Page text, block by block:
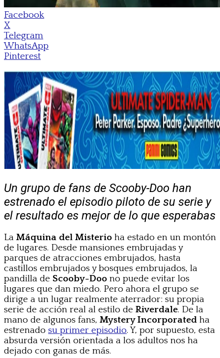
Facebook
X
Telegram
WhatsApp
Pinterest
Un grupo de fans de Scooby-Doo han
estrenado el episodio piloto de su serie y
el resultado es mejor de lo que esperabas
La Máquina del Misterio ha estado en un montón
de lugares. Desde mansiones embrujadas y
parques de atracciones embrujados, hasta
castillos embrujados y bosques embrujados, la
pandilla de Scooby-Doo no puede evitar los
lugares que dan miedo. Pero ahora el grupo se
dirige a un lugar realmente aterrador: su propia
serie de acción real al estilo de Riverdale. De la
mano de algunos fans, Mystery Incorporated ha
estrenado su primer episodio. Y, por supuesto, esta
absurda versión orientada a los adultos nos ha
dejado con ganas de más.